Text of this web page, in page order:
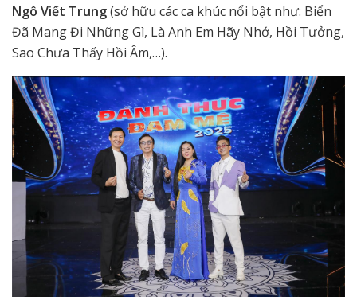
Ngô Viết Trung(sở hữu các ca khúc nổi bật như: Biển
Đã Mang Đi Những Gì, Là Anh Em Hãy Nhớ, Hồi Tưởng,
Sao Chưa Thấy Hồi Âm,…).